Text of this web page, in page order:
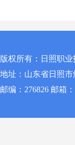
版权所有：日照职业
地址：山东省日照市
邮编：276826 邮箱